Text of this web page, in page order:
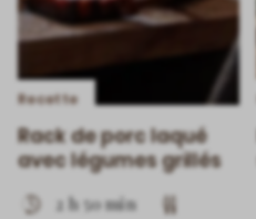
Recette
Rack de porc laqué
avec légumes grillés
2 h 50 min